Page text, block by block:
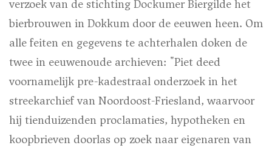
verzoek van de stichting Dockumer Biergilde het
bierbrouwen in Dokkum door de eeuwen heen. Om
alle feiten en gegevens te achterhalen doken de
twee in eeuwenoude archieven: "Piet deed
voornamelijk pre-kadestraal onderzoek in het
streekarchief van Noordoost-Friesland, waarvoor
hij tienduizenden proclamaties, hypotheken en
koopbrieven doorlas op zoek naar eigenaren van